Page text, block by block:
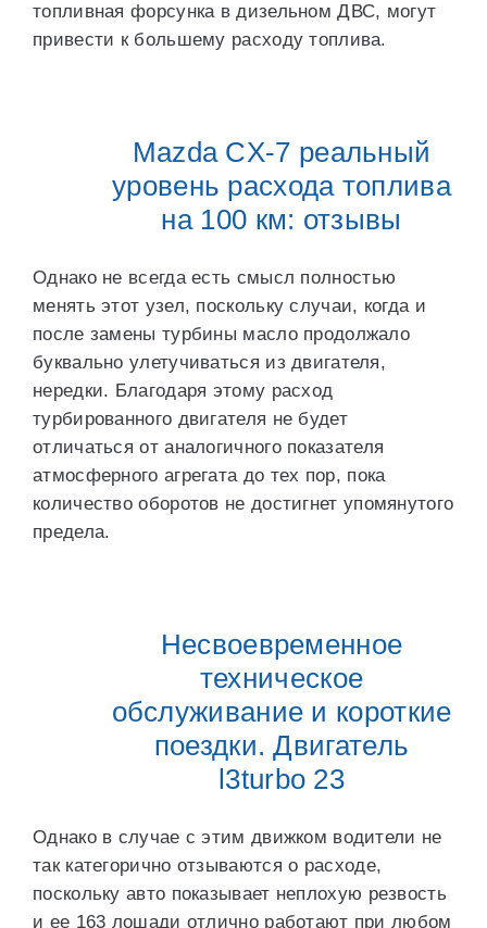
топливная форсунка в дизельном ДВС, могут
привести к большему расходу топлива.
Mazda CX-7 реальный
уровень расхода топлива
на 100 км: отзывы
Однако не всегда есть смысл полностью
менять этот узел, поскольку случаи, когда и
после замены турбины масло продолжало
буквально улетучиваться из двигателя,
нередки. Благодаря этому расход
турбированного двигателя не будет
отличаться от аналогичного показателя
атмосферного агрегата до тех пор, пока
количество оборотов не достигнет упомянутого
предела.
Несвоевременное
техническое
обслуживание и короткие
поездки. Двигатель
l3turbo 23
Однако в случае с этим движком водители не
так категорично отзываются о расходе,
поскольку авто показывает неплохую резвость
и ее 163 лошади отлично работают при любом